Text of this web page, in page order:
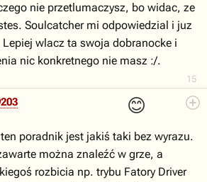
15
nie przetlumaczysz, bo widac, ze
Soulcatcher mi odpowiedzial i juz
wlacz ta swoja dobranocke i
nic konkretnego nie masz :/.
😊
poradnik jest jakiś taki bez wyrazu.
można znaleźć w grze, a
rozbicia np. trybu Fatory Driver